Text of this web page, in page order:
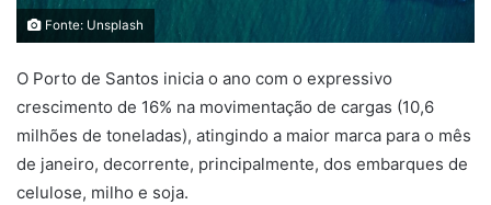
Fonte: Unsplash
O Porto de Santos inicia o ano com o expressivo
crescimento de 16% na movimentação de cargas (10,6
milhões de toneladas), atingindo a maior marca para o mês
de janeiro, decorrente, principalmente, dos embarques de
celulose, milho e soja.